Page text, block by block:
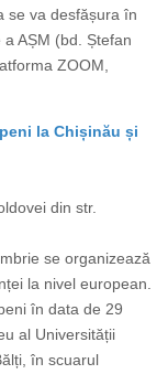
se va desfășura în
AȘM (bd. Ștefan
ZOOM,
la Chișinău și
din str.
se organizează
la nivel european.
în data de 29
al Universității
în scuarul